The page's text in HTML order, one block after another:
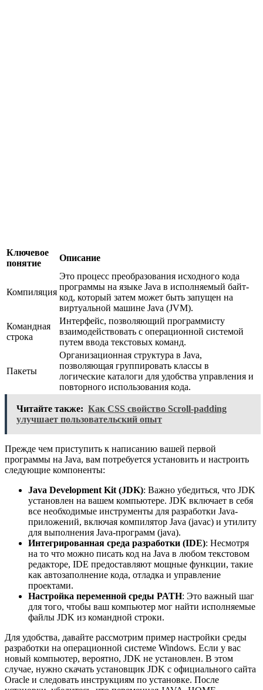
Ключевое
понятие
Описание
Компиляция
Это процесс преобразования исходного кода
программы на языке Java в исполняемый байт-
код, который затем может быть запущен на
виртуальной машине Java (JVM).
Командная
строка
Интерфейс, позволяющий программисту
взаимодействовать с операционной системой
путем ввода текстовых команд.
Пакеты
Организационная структура в Java,
позволяющая группировать классы в
логические каталоги для удобства управления и
повторного использования кода.
Читайте также: Как CSS свойство Scroll-padding
улучшает пользовательский опыт
Прежде чем приступить к написанию вашей первой
программы на Java, вам потребуется установить и настроить
следующие компоненты:
Java Development Kit (JDK): Важно убедиться, что JDK
установлен на вашем компьютере. JDK включает в себя
все необходимые инструменты для разработки Java-
приложений, включая компилятор Java (javac) и утилиту
для выполнения Java-программ (java).
Интегрированная среда разработки (IDE): Несмотря
на то что можно писать код на Java в любом текстовом
редакторе, IDE предоставляют мощные функции, такие
как автозаполнение кода, отладка и управление
проектами.
Настройка переменной среды PATH: Это важный шаг
для того, чтобы ваш компьютер мог найти исполняемые
файлы JDK из командной строки.
Для удобства, давайте рассмотрим пример настройки среды
разработки на операционной системе Windows. Если у вас
новый компьютер, вероятно, JDK не установлен. В этом
случае, нужно скачать установщик JDK с официального сайта
Oracle и следовать инструкциям по установке. После